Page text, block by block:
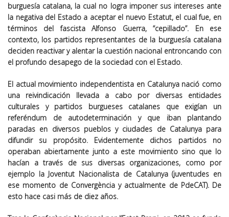
burguesía catalana, la cual no logra imponer sus intereses ante
la negativa del Estado a aceptar el nuevo Estatut, el cual fue, en
términos del fascista Alfonso Guerra, “cepillado”. En ese
contexto, los partidos representantes de la burguesía catalana
deciden reactivar y alentar la cuestión nacional entroncando con
el profundo desapego de la sociedad con el Estado.
El actual movimiento independentista en Catalunya nació como
una reivindicación llevada a cabo por diversas entidades
culturales y partidos burgueses catalanes que exigían un
referéndum de autodeterminación y que iban plantando
paradas en diversos pueblos y ciudades de Catalunya para
difundir su propósito. Evidentemente dichos partidos no
operaban abiertamente junto a este movimiento sino que lo
hacían a través de sus diversas organizaciones, como por
ejemplo la Joventut Nacionalista de Catalunya (juventudes en
ese momento de Convergència y actualmente de PdeCAT). De
esto hace casi más de diez años.